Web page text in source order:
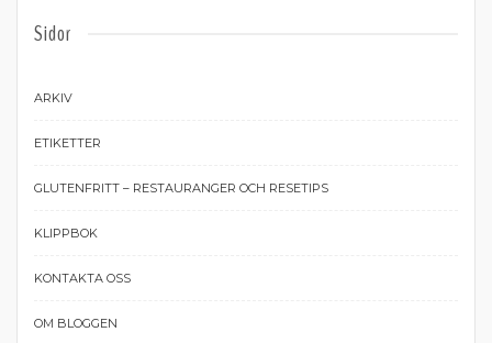
Sidor
ARKIV
ETIKETTER
GLUTENFRITT – RESTAURANGER OCH RESETIPS
KLIPPBOK
KONTAKTA OSS
OM BLOGGEN